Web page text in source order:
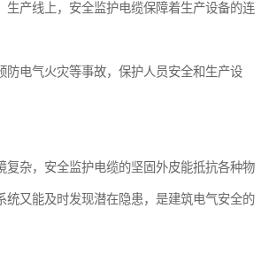
生产线上，安全监护电缆保障着生产设备的连
防电气火灾等事故，保护人员安全和生产设
复杂，安全监护电缆的坚固外皮能抵抗各种物
统又能及时发现潜在隐患，是建筑电气安全的